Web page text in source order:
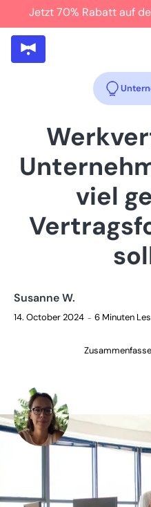
Jetzt 70% Rabatt auf
viel
Susanne W.
14. October 2024 – 6 Minuten